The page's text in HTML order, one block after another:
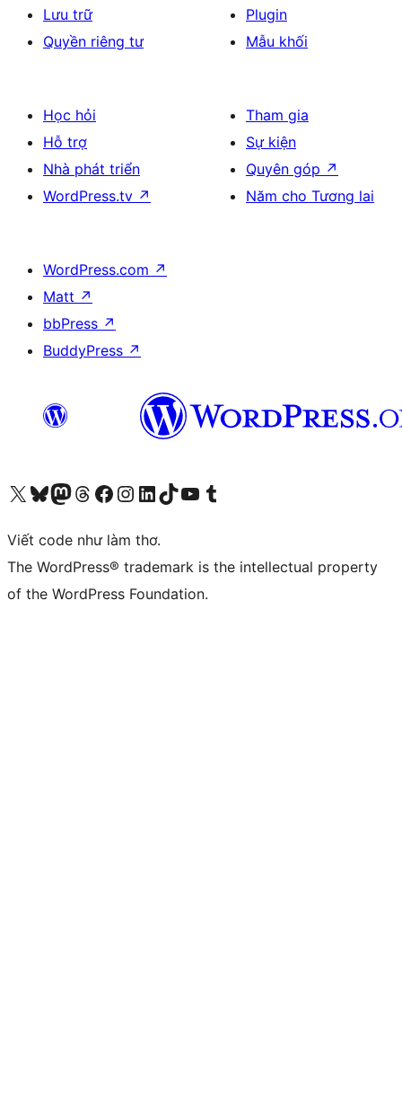
Lưu trữ
Quyền riêng tư
Plugin
Mẫu khối
Học hỏi
Hỗ trợ
Nhà phát triển
WordPress.tv ↗
Tham gia
Sự kiện
Quyên góp ↗
Năm cho Tương lai
WordPress.com ↗
Matt ↗
bbPress ↗
BuddyPress ↗
Truy cập tài khoản X (trước đây là Twitter) của chúng tôiVisit our Bluesky account
Visit our Mastodon account
Visit our Threads account
Xem trang Facebook của chúng tôiTruy cập tài khoản Instagram của chúng tôiTruy cập tài khoản LinkedIn của chúng tôiVisit our TikTok account
Truy cập kênh YouTube của chúng tôi Visit our Tumblr account
Viết code như làm thơ.
The WordPress® trademark is the intellectual property
of the WordPress Foundation.